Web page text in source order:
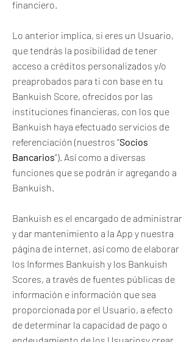
financiero.
Lo anterior implica, si eres un Usuario,
que tendrás la posibilidad de tener
acceso a créditos personalizados y/o
preaprobados para ti con base en tu
Bankuish Score, ofrecidos por las
instituciones financieras, con los que
Bankuish haya efectuado servicios de
referenciación (nuestros “Socios
Bancarios”). Así como a diversas
funciones que se podrán ir agregando a
Bankuish.
Bankuish es el encargado de administrar
y dar mantenimiento a la App y nuestra
página de internet, así como de elaborar
los Informes Bankuish y los Bankuish
Scores, a través de fuentes públicas de
información e información que sea
proporcionada por el Usuario, a efecto
de determinar la capacidad de pago o